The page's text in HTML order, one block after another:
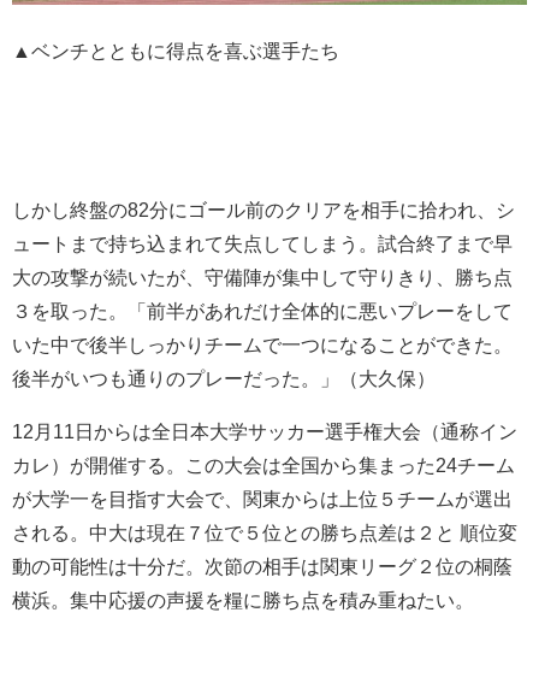
▲ベンチとともに得点を喜ぶ選手たち
しかし終盤の82分にゴール前のクリアを相手に拾われ、シ
ュートまで持ち込まれて失点してしまう。試合終了まで早
大の攻撃が続いたが、守備陣が集中して守りきり、勝ち点
３を取った。「前半があれだけ全体的に悪いプレーをして
いた中で後半しっかりチームで一つになることができた。
後半がいつも通りのプレーだった。」（大久保）
12月11日からは全日本大学サッカー選手権大会（通称イン
カレ）が開催する。この大会は全国から集まった24チーム
が大学一を目指す大会で、関東からは上位５チームが選出
される。中大は現在７位で５位との勝ち点差は２と 順位変
動の可能性は十分だ。次節の相手は関東リーグ２位の桐蔭
横浜。集中応援の声援を糧に勝ち点を積み重ねたい。